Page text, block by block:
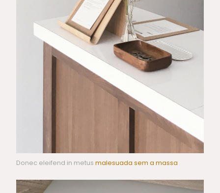
Donec eleifend in metus malesuada sem a massa